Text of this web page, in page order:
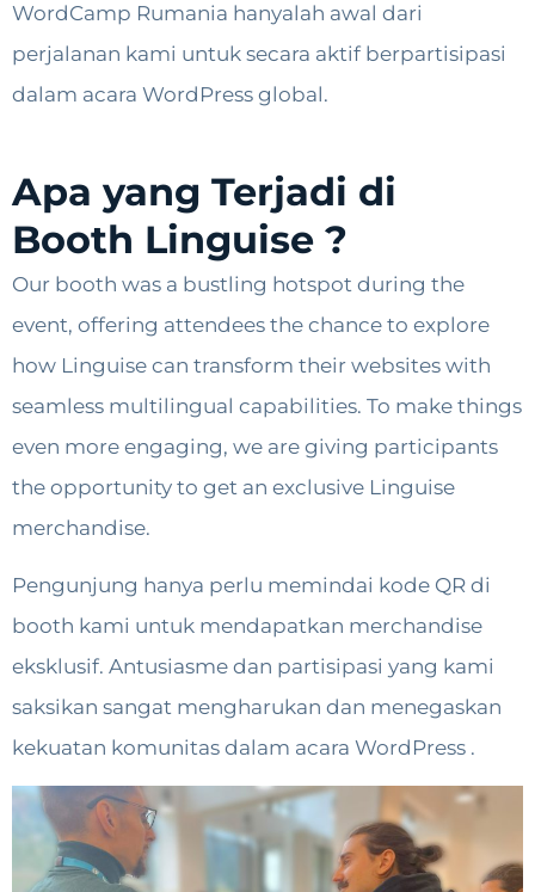
WordCamp Rumania hanyalah awal dari
perjalanan kami untuk secara aktif berpartisipasi
dalam acara WordPress global.
Apa yang Terjadi di
Booth Linguise ?
Our booth was a bustling hotspot during the
event, offering attendees the chance to explore
how Linguise can transform their websites with
seamless multilingual capabilities. To make things
even more engaging, we are giving participants
the opportunity to get an exclusive Linguise
merchandise.
Pengunjung hanya perlu memindai kode QR di
booth kami untuk mendapatkan merchandise
eksklusif. Antusiasme dan partisipasi yang kami
saksikan sangat mengharukan dan menegaskan
kekuatan komunitas dalam acara WordPress .